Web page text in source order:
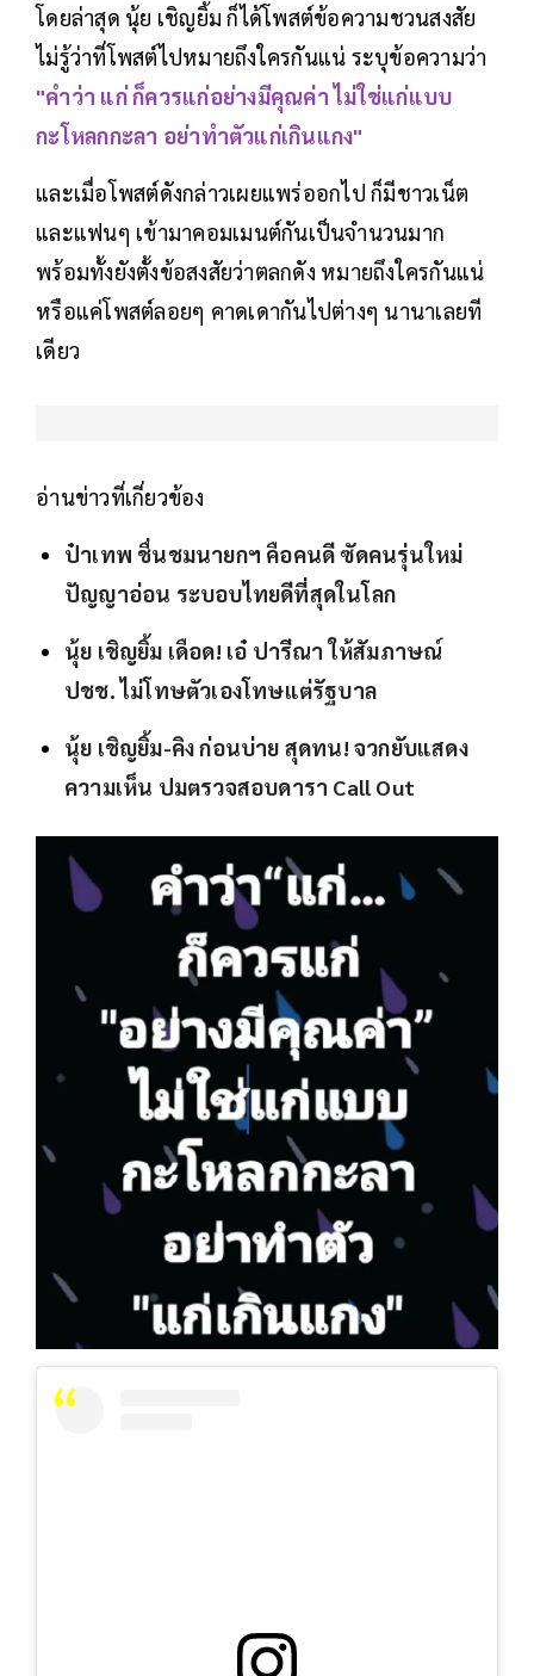
โดยล่าสุด นุ้ย เชิญยิ้ม ก็ได้โพสต์ข้อความชวนสงสัย
ไม่รู้ว่าที่โพสต์ไปหมายถึงใครกันแน่ ระบุข้อความว่า
"คำว่า แก่ ก็ควรแก่อย่างมีคุณค่า ไม่ใช่แก่แบบ
กะโหลกกะลา อย่าทำตัวแก่เกินแกง"
และเมื่อโพสต์ดังกล่าวเผยแพร่ออกไป ก็มีชาวเน็ต
และแฟนๆ​ เข้ามาคอมเมนต์กันเป็นจำนวนมาก
พร้อมทั้งยังตั้งข้อสงสัยว่าตลกดัง หมายถึงใครกันแน่
หรือแค่โพสต์ลอยๆ คาดเดากันไปต่างๆ นานาเลยที
เดียว
อ่านข่าวที่เกี่ยวข้อง
ป๋าเทพ ชื่นชมนายกฯ คือคนดี ซัดคนรุ่นใหม่
ปัญญาอ่อน ระบอบไทยดีที่สุดในโลก
นุ้ย เชิญยิ้ม เดือด! เอ๋ ปารีณา ให้สัมภาษณ์
ปชช. ไม่โทษตัวเองโทษแต่รัฐบาล
นุ้ย เชิญยิ้ม-คิง ก่อนบ่าย สุดทน! จวกยับแสดง
ความเห็น ปมตรวจสอบดารา Call Out